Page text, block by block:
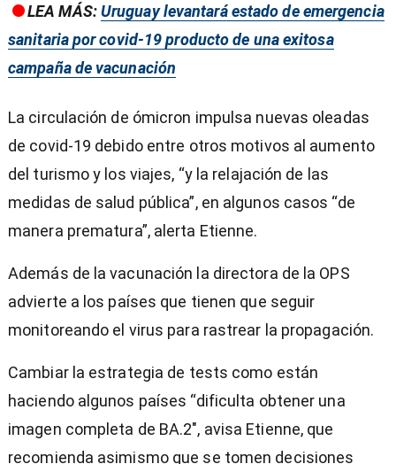
LEA MÁS:Uruguay levantará estado de emergencia
sanitaria por covid-19 producto de una exitosa
campaña de vacunación
La circulación de ómicron impulsa nuevas oleadas
de covid-19 debido entre otros motivos al aumento
del turismo y los viajes, “y la relajación de las
medidas de salud pública”, en algunos casos “de
manera prematura”, alerta Etienne.
Además de la vacunación la directora de la OPS
advierte a los países que tienen que seguir
monitoreando el virus para rastrear la propagación.
Cambiar la estrategia de tests como están
haciendo algunos países “dificulta obtener una
imagen completa de BA.2″, avisa Etienne, que
recomienda asimismo que se tomen decisiones